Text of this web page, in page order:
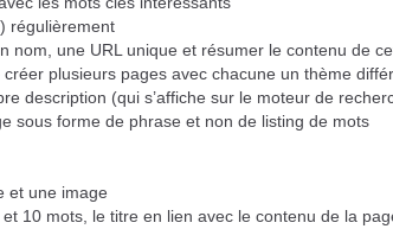
régulièrement
nom, une URL unique et résumer le contenu de
plusieurs pages avec chacune un thème
description (qui s’affiche sur le moteur de
sous forme de phrase et non de listing de mots
et une image
10 mots, le titre en lien avec le contenu de la